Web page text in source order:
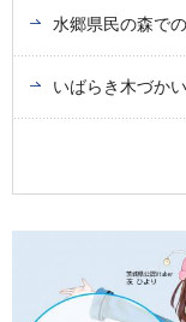
水郷県民の森で
いばらき木づか